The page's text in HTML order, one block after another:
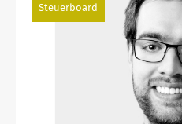
Steuerboard